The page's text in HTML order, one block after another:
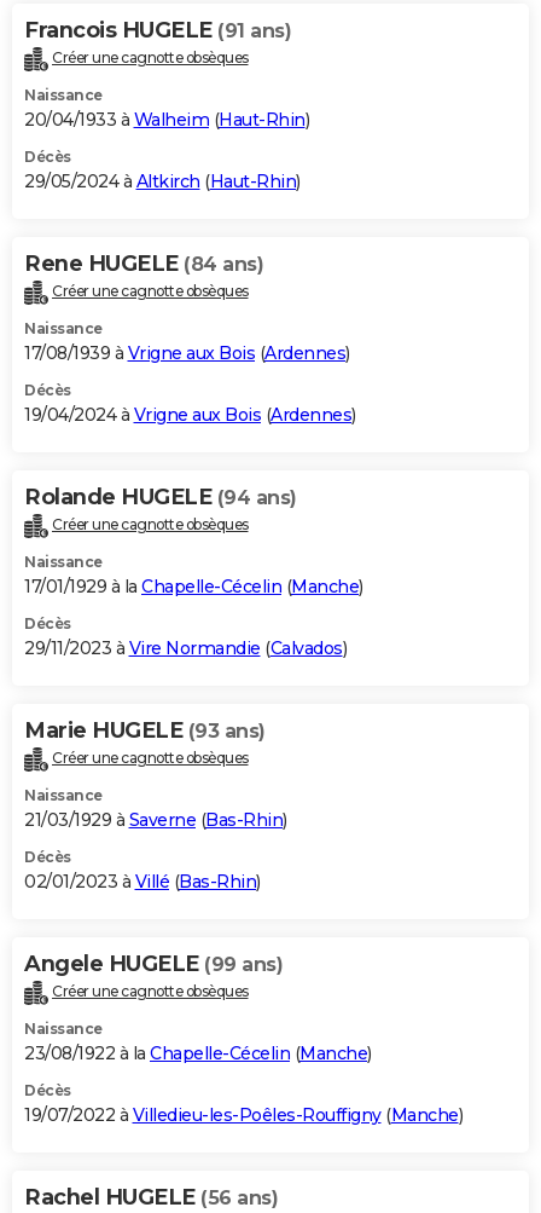
Francois HUGELE (91 ans)
Créer une cagnotte obsèques
Naissance
20/04/1933 à Walheim (Haut-Rhin)
Décès
29/05/2024 à Altkirch (Haut-Rhin)
Rene HUGELE (84 ans)
Créer une cagnotte obsèques
Naissance
17/08/1939 à Vrigne aux Bois (Ardennes)
Décès
19/04/2024 à Vrigne aux Bois (Ardennes)
Rolande HUGELE (94 ans)
Créer une cagnotte obsèques
Naissance
17/01/1929 à la Chapelle-Cécelin (Manche)
Décès
29/11/2023 à Vire Normandie (Calvados)
Marie HUGELE (93 ans)
Créer une cagnotte obsèques
Naissance
21/03/1929 à Saverne (Bas-Rhin)
Décès
02/01/2023 à Villé (Bas-Rhin)
Angele HUGELE (99 ans)
Créer une cagnotte obsèques
Naissance
23/08/1922 à la Chapelle-Cécelin (Manche)
Décès
19/07/2022 à Villedieu-les-Poêles-Rouffigny(Manche)
Rachel HUGELE (56 ans)